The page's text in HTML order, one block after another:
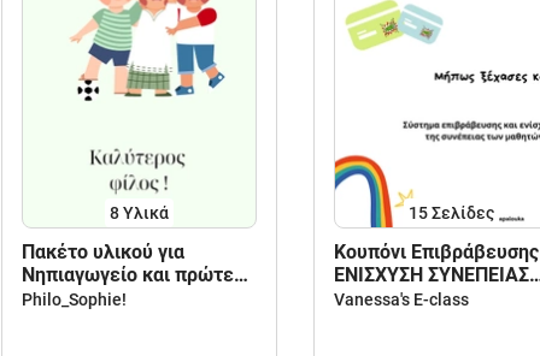
8 Υλικά
Πακέτο υλικού για
Νηπιαγωγείο και πρώτες
τάξεις Δημοτικού.
Philo_Sophie!
15Σελίδες
Κουπόνι
ΕΝΙΣΧΥΣΗ ΣΥΝΕΠΕΙΑΣ
ΜΑΘΗΤΩΝ
Vanessa's E-class